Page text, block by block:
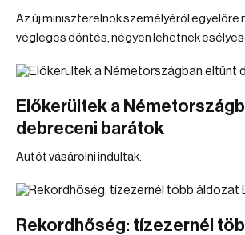
Az új miniszterelnök személyéről egyelőre
végleges döntés, négyen lehetnek
Előkerültek a
debreceni barátok
Autót vásárolni indultak.
Rekordhőség: tízezernél